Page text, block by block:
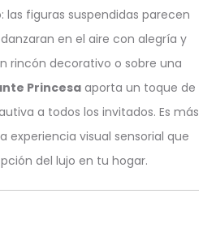
figuras suspendidas parecen
en el aire con alegría y
rincón decorativo o sobre una
Princesa aporta un toque de
a todos los invitados. Es más
experiencia visual sensorial que
del lujo en tu hogar.